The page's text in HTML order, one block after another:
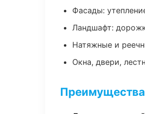
Фасады:
Ландшафт:
Натяжные и
Окна, двери,